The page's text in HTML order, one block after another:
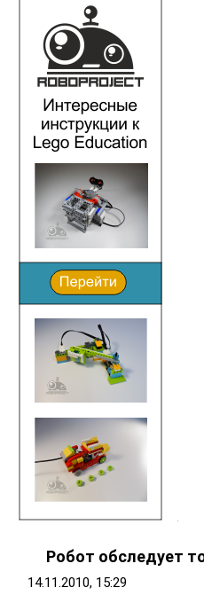
Робот обследует
14.11.2010, 15:29